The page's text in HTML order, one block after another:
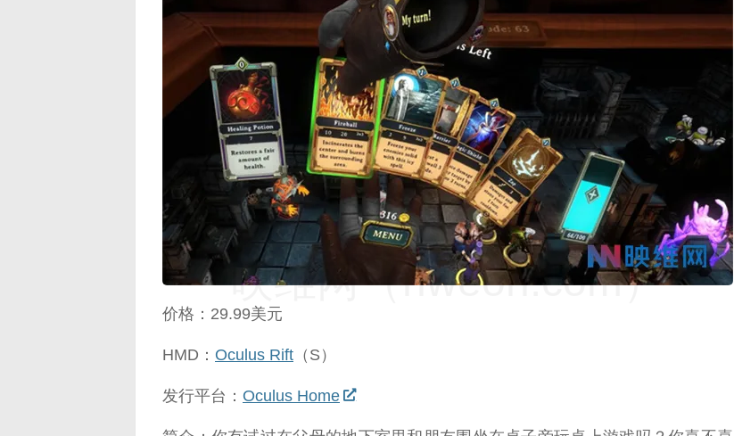
价格：29.99美元
HMD： Oculus Rift （S）
发行平台： Oculus Home
映维网（nweon.com）
映维网（nweon.com）